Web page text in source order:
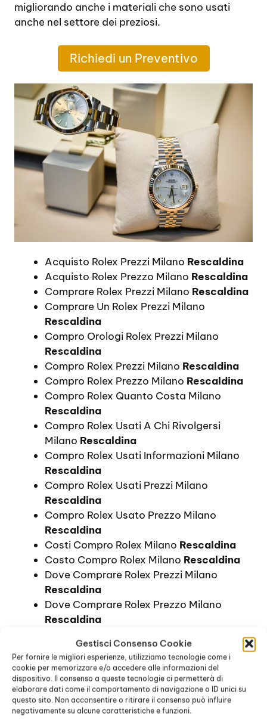
Gestisci Consenso Cookie
Per fornire le migliori esperienze, utilizziamo tecnologie come i
cookie per memorizzare e/o accedere alle informazioni del
dispositivo. Il consenso a queste tecnologie ci permetterà di
elaborare dati come il comportamento di navigazione o ID unici su
questo sito. Non acconsentire o ritirare il consenso può influire
negativamente su alcune caratteristiche e funzioni.
migliorando anche i materiali che sono usati
anche nel settore dei preziosi.
Richiedi un Preventivo
Acquisto Rolex Prezzi Milano Rescaldina
Acquisto Rolex Prezzo Milano Rescaldina
Comprare Rolex Prezzi Milano Rescaldina
Comprare Un Rolex Prezzi Milano
Rescaldina
Compro Orologi Rolex Prezzi Milano
Rescaldina
Compro Rolex Prezzi Milano Rescaldina
Compro Rolex Prezzo Milano Rescaldina
Compro Rolex Quanto Costa Milano
Rescaldina
Compro Rolex Usati A Chi Rivolgersi
Milano Rescaldina
Compro Rolex Usati Informazioni Milano
Rescaldina
Compro Rolex Usati Prezzi Milano
Rescaldina
Compro Rolex Usato Prezzo Milano
Rescaldina
Costi Compro Rolex Milano Rescaldina
Costo Compro Rolex Milano Rescaldina
Dove Comprare Rolex Prezzi Milano
Rescaldina
Dove Comprare Rolex Prezzo Milano
Rescaldina
Rescaldina
Orologi Rolex Prezzi MilanoRescaldina
Prezzi Compro Rolex MilanoRescaldina
Prezzo Compro Rolex MilanoRescaldina
Quanto Costa Compro Rolex Milano